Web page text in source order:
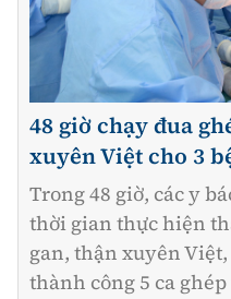
48 giờ chạy đua
xuyên Việt cho 3
Trong 48 giờ, các y
thời gian thực hiện
gan, thận xuyên
thành công 5 ca